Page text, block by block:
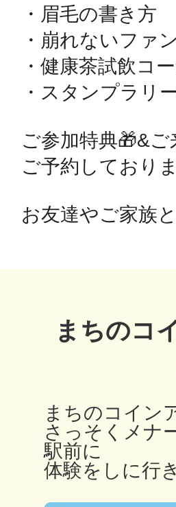
・眉毛の書き方
・崩れないファ
・健康茶試飲コ
・スタンプラリ
ご参加特典🎁&
ご予約しており
お友達やご家族
まちのコ
まちのコイン
さっそくメナ
駅前に
体験をしに行